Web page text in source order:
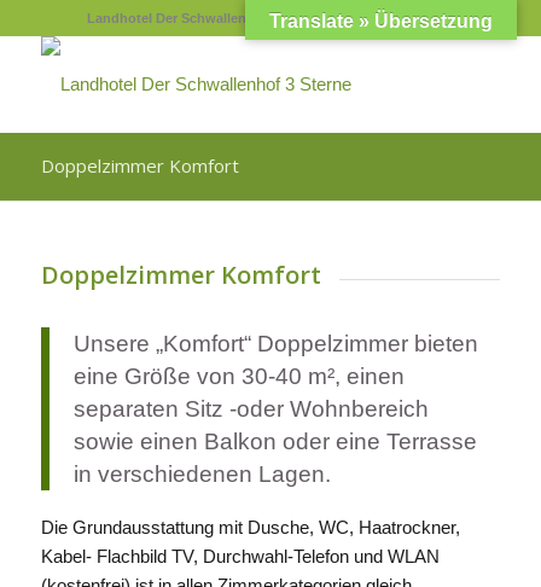
Landhotel Der Schwallenhof - Telefon +49 (0) 5253-981300
Doppelzimmer Komfort
Doppelzimmer Komfort
Unsere „Komfort“ Doppelzimmer bieten
eine Größe von 30-40 m², einen
separaten Sitz -oder Wohnbereich
sowie einen Balkon oder eine Terrasse
in verschiedenen Lagen.
Die Grundausstattung mit Dusche, WC, Haatrockner,
Kabel- Flachbild TV, Durchwahl-Telefon und WLAN
Translate » Übersetzung